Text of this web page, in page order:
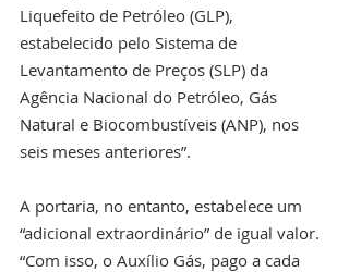
Liquefeito de Petróleo (GLP),
estabelecido pelo Sistema de
Levantamento de Preços (SLP) da
Agência Nacional do Petróleo, Gás
Natural e Biocombustíveis (ANP), nos
seis meses anteriores”.
A portaria, no entanto, estabelece um
“adicional extraordinário” de igual valor.
“Com isso, o Auxílio Gás, pago a cada